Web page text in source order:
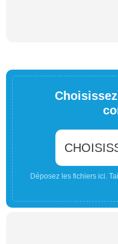
Déposez les fichiers ici.